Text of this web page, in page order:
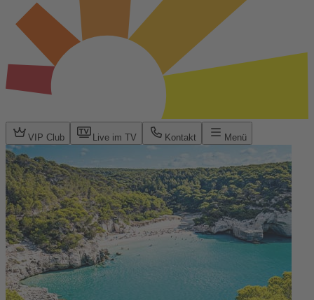
VIP Club Live im TV Kontakt Menü